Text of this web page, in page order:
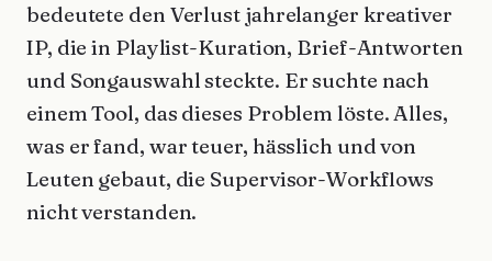
bedeutete den Verlust jahrelanger kreativer
IP, die in Playlist-Kuration, Brief-Antworten
und Songauswahl steckte. Er suchte nach
einem Tool, das dieses Problem löste. Alles,
was er fand, war teuer, hässlich und von
Leuten gebaut, die Supervisor-Workflows
nicht verstanden.